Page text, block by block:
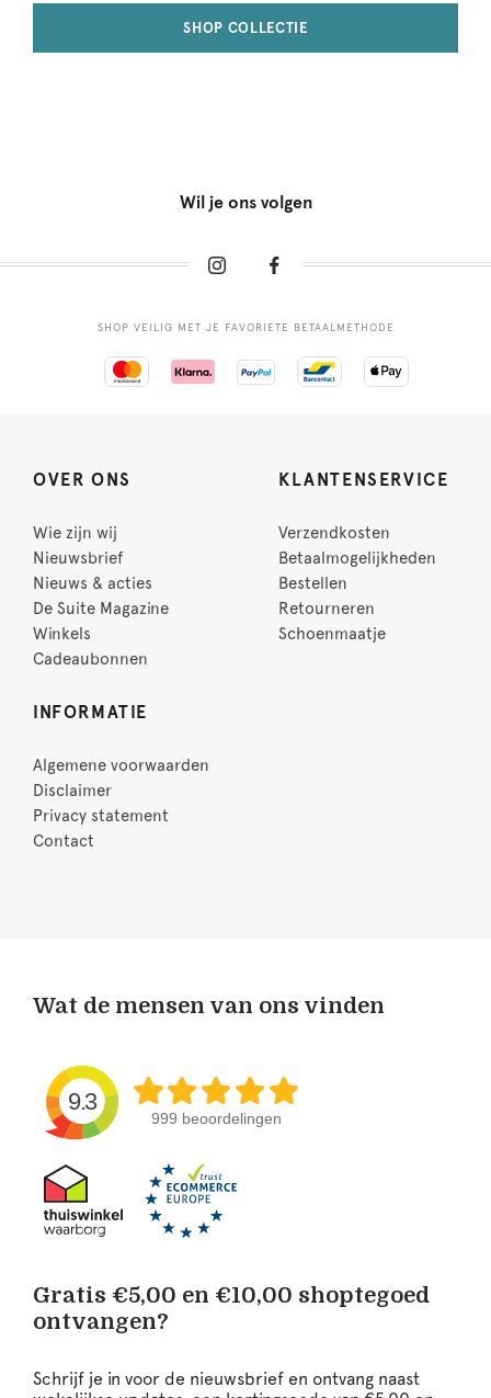
SHOP COLLECTIE
Wil je ons volgen
SHOP VEILIG MET JE FAVORIETE BETAALMETHODE
OVER ONS
Wie zijn wij
Nieuwsbrief
Nieuws & acties
De Suite Magazine
Winkels
Cadeaubonnen
KLANTENSERVICE
Verzendkosten
Betaalmogelijkheden
Bestellen
Retourneren
Schoenmaatje
INFORMATIE
Algemene voorwaarden
Disclaimer
Privacy statement
Contact
Wat de mensen van ons vinden
9.3
999 beoordelingen
Gratis €5,00 en €10,00 shoptegoed
ontvangen?
Schrijf je in voor de nieuwsbrief en ontvang naast